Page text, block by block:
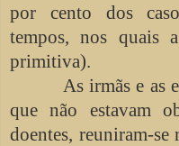
por cento dos
tempos, nos quais
primitiva).
As irmãs e as
que não estavam
doentes, reuniram-se